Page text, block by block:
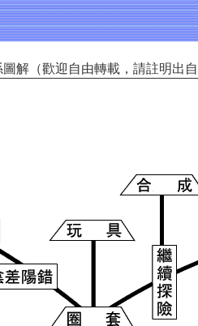
解（歡迎自由轉載，請註明出